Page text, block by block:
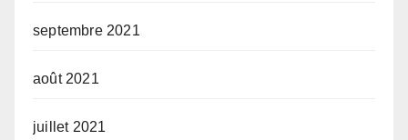
septembre 2021
août 2021
juillet 2021